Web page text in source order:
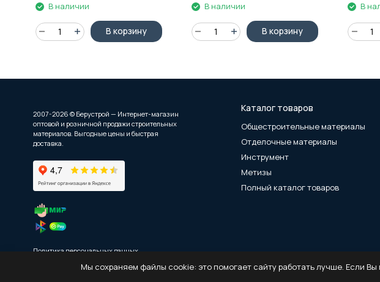
В наличии
В корзину
В наличии
В корзину
В
2007-2026 © Берустрой — Интернет-магазин
оптовой и розничной продажи строительных
материалов. Выгодные цены и быстрая
доставка.
Политика персональных данных
Каталог товаров
Общестроительные материалы
Отделочные материалы
Инструмент
Метизы
Полный каталог товаров
Мы сохраняем файлы cookie: это помогает сайту работать лучше. Если